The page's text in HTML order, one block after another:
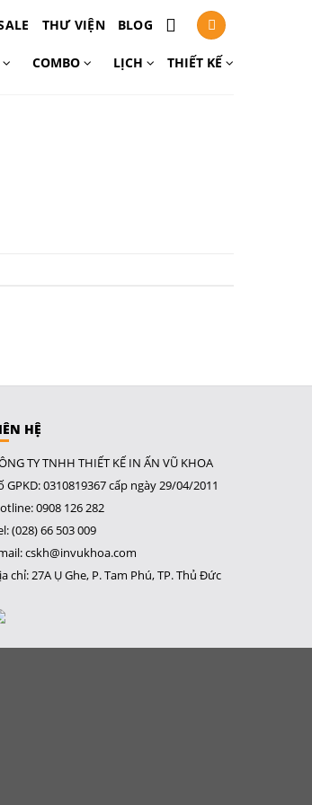
THƯ VIỆN BLOG
COMBO LỊCH THIẾT KẾ
HỆ
TY TNHH THIẾT KẾ IN ẤN VŨ KHOA
GPKD: 0310819367 cấp ngày 29/04/2011
0908 126 282
(028) 66 503 009
cskh@invukhoa.com
chỉ: 27A Ụ Ghe, P. Tam Phú, TP. Thủ Đức